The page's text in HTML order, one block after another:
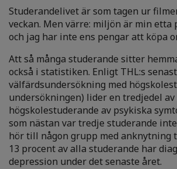
Studerandelivet är som tagen ur
veckan. Men värre: miljön är min etta
och jag har inte ens pengar att köpa
Att så många studerande sitter
också i statistiken. Enligt THL:s
välfärdsundersökning med
undersökningen) lider en tredjedel av
högskolestuderande av psykiska
som nästan var tredje studerande
hör till någon grupp med anknytning
13 procent av alla studerande har
depression under det senaste året.